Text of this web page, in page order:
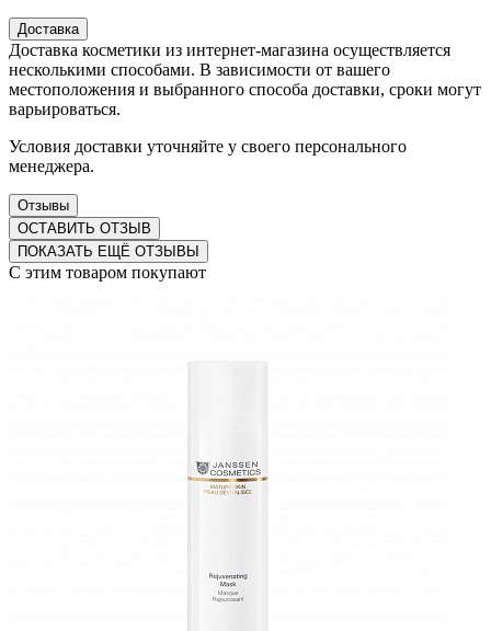
Доставка
Доставка косметики из интернет-магазина осуществляется
несколькими способами. В зависимости от вашего
местоположения и выбранного способа доставки, сроки могут
варьироваться.
Условия доставки уточняйте у своего персонального
менеджера.
Отзывы
ОСТАВИТЬ ОТЗЫВ
ПОКАЗАТЬ ЕЩЁ ОТЗЫВЫ
С этим товаром покупают